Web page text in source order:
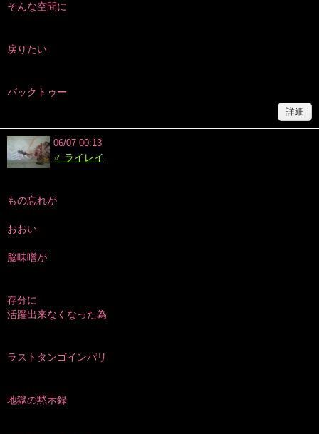
そんな空間に
戻りたい
バックトゥー
詳細
06/07 00:13
♂ ライレイ
もの忘れが
おおい
脳味噌が
存分に
活躍出来なくなった為
ラストタンゴインパリ
地獄の黙示録